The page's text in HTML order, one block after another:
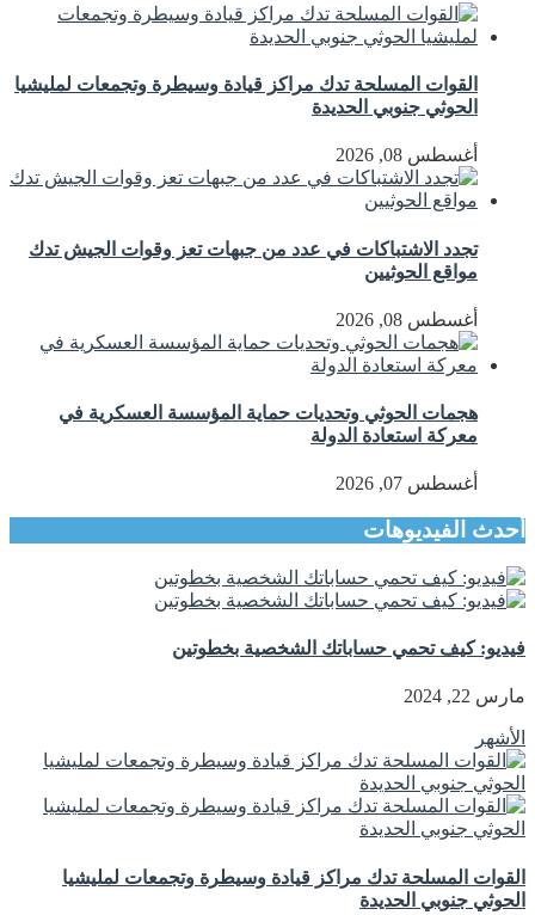
القوات المسلحة تدك مراكز قيادة وسيطرة وتجمعات لمليشيا
الحوثي جنوبي الحديدة
أغسطس 08, 2026
تجدد الاشتباكات في عدد من جبهات تعز وقوات الجيش تدك
مواقع الحوثيين
أغسطس 08, 2026
هجمات الحوثي وتحديات حماية المؤسسة العسكرية في
معركة استعادة الدولة
أغسطس 07, 2026
أحدث الفيديوهات
فيديو: كيف تحمي حساباتك الشخصية بخطوتين
مارس 22, 2024
الأشهر
القوات المسلحة تدك مراكز قيادة وسيطرة وتجمعات لمليشيا
الحوثي جنوبي الحديدة